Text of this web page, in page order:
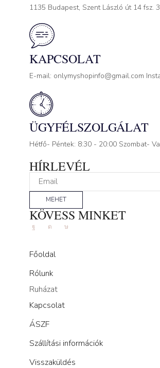
1135 Budapest, Szent László út 14
KAPCSOLAT
E-mail: onlymyshopinfo@gmail.com
ÜGYFÉLSZOLGÁLAT
Hétfő- Péntek: 8:30 - 20:00 Szombat-
HÍRLEVÉL
MEHET
KÖVESS MINKET
FacebookInstagram
Tik-
Főoldal
Rólunk
Ruházat
Kapcsolat
ÁSZF
Szállítási információk
Visszaküldés